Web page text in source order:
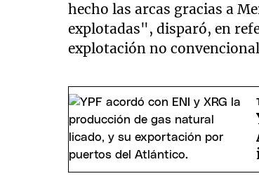
hecho las arcas gracias a
explotadas", disparó, en
explotación no